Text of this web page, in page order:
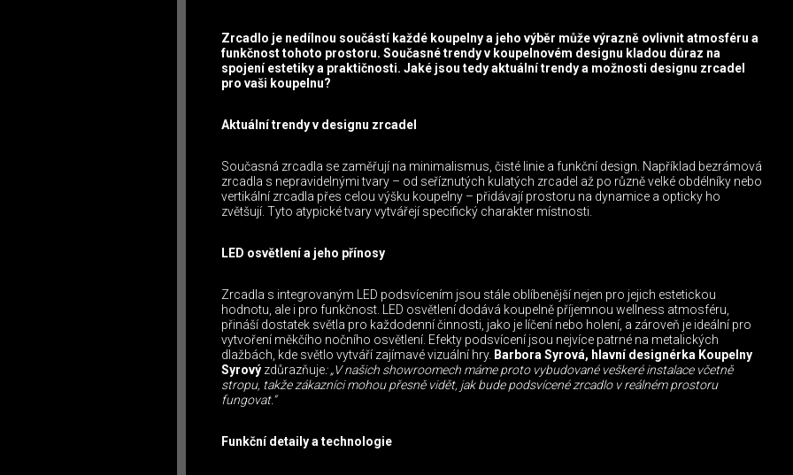
Zrcadlo je nedílnou součástí každé koupelny a jeho výběr může výrazně ovlivnit atmosféru a
funkčnost tohoto prostoru. Současné trendy v koupelnovém designu kladou důraz na
spojení estetiky a praktičnosti. Jaké jsou tedy aktuální trendy a možnosti designu zrcadel
pro vaši koupelnu?
Aktuální trendy v designu zrcadel
Současná zrcadla se zaměřují na minimalismus, čisté linie a funkční design. Například bezrámová
zrcadla s nepravidelnými tvary – od seříznutých kulatých zrcadel až po různě velké obdélníky nebo
vertikální zrcadla přes celou výšku koupelny – přidávají prostoru na dynamice a opticky ho
zvětšují. Tyto atypické tvary vytvářejí specifický charakter místnosti.
LED osvětlení a jeho přínosy
Zrcadla s integrovaným LED podsvícením jsou stále oblíbenější nejen pro jejich estetickou
hodnotu, ale i pro funkčnost. LED osvětlení dodává koupelně příjemnou wellness atmosféru,
přináší dostatek světla pro každodenní činnosti, jako je líčení nebo holení, a zároveň je ideální pro
vytvoření měkčího nočního osvětlení. Efekty podsvícení jsou nejvíce patrné na metalických
dlažbách, kde světlo vytváří zajímavé vizuální hry. Barbora Syrová, hlavní designérka Koupelny
Syrový zdůrazňuje: „V našich showroomech máme proto vybudované veškeré instalace včetně
stropu, takže zákazníci mohou přesně vidět, jak bude podsvícené zrcadlo v reálném prostoru
fungovat.“
Funkční detaily a technologie